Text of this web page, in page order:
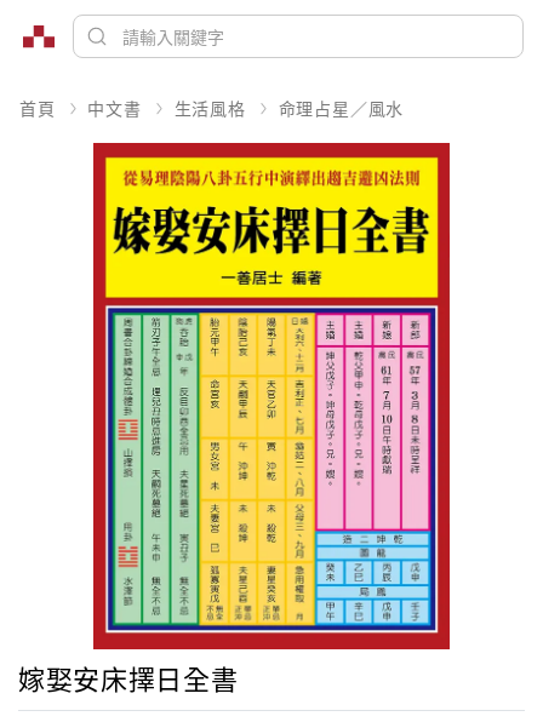
首頁 中文書 生活風格 命理占星／風水
嫁娶安床擇日全書